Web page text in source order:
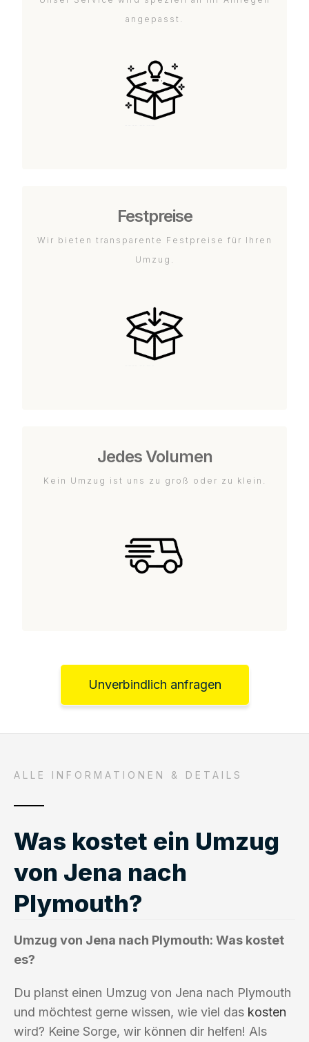
angepasst.
Festpreise
Wir bieten transparente Festpreise für Ihren
Umzug.
Jedes Volumen
Kein Umzug ist uns zu groß oder zu klein.
Unverbindlich anfragen
ALLE INFORMATIONEN & DETAILS
Was kostet ein Umzug
von Jena nach
Plymouth?
Umzug von Jena nach Plymouth: Was kostet
es?
Du planst einen Umzug von Jena nach Plymouth
und möchtest gerne wissen, wie viel das kosten
wird? Keine Sorge, wir können dir helfen! Als